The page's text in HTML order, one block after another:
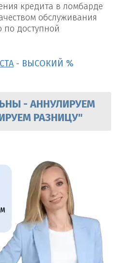
кредита в ломбарде
обслуживания
по доступной
- ВЫСОКИЙ %
- АННУЛИРУЕМ
РАЗНИЦУ"